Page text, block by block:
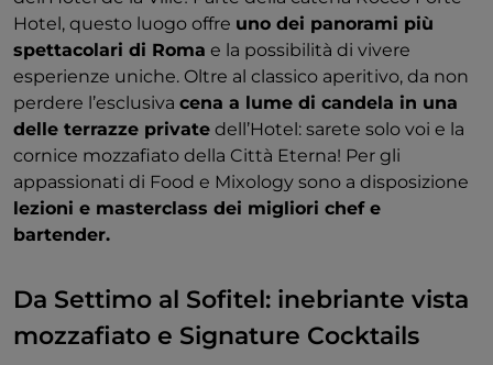
Hotel, questo luogo offre uno dei panorami più
spettacolari di Roma e la possibilità di vivere
esperienze uniche. Oltre al classico aperitivo, da non
perdere l’esclusiva cena a lume di candela in una
delle terrazze private dell’Hotel: sarete solo voi e la
cornice mozzafiato della Città Eterna! Per gli
appassionati di Food e Mixology sono a disposizione
lezioni e masterclass dei migliori chef e
bartender.
Da Settimo al Sofitel: inebriante vista
mozzafiato e Signature Cocktails